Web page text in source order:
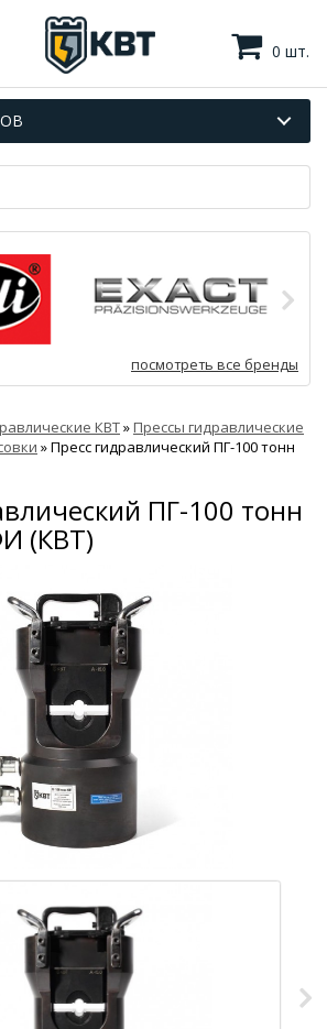
0 шт.
посмотреть все бренды
КВТ»Прессы гидравлические
»Пресс гидравлический ПГ-100 тонн
ПГ-100 тонн
(КВТ)